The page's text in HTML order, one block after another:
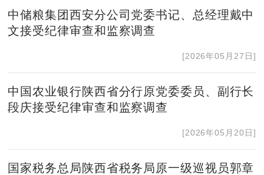
中储粮集团西安分公司党委书记、总经理戴中
文接受纪律审查和监察调查
[2026年05月27日]
中国农业银行陕西省分行原党委委员、副行长
段庆接受纪律审查和监察调查
[2026年05月20日]
国家税务总局陕西省税务局原一级巡视员郭章